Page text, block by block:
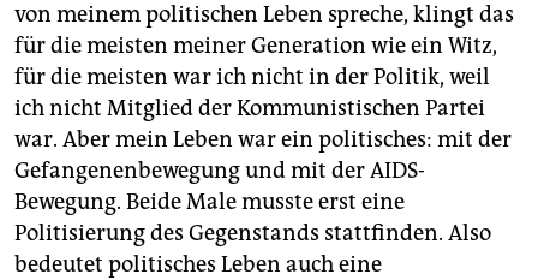
von meinem politischen Leben spreche, klingt das
für die meisten meiner Generation wie ein Witz,
für die meisten war ich nicht in der Politik, weil
ich nicht Mitglied der Kommunistischen Partei
war. Aber mein Leben war ein politisches: mit der
Gefangenenbewegung und mit der AIDS-
Bewegung. Beide Male musste erst eine
Politisierung des Gegenstands stattfinden. Also
bedeutet politisches Leben auch eine